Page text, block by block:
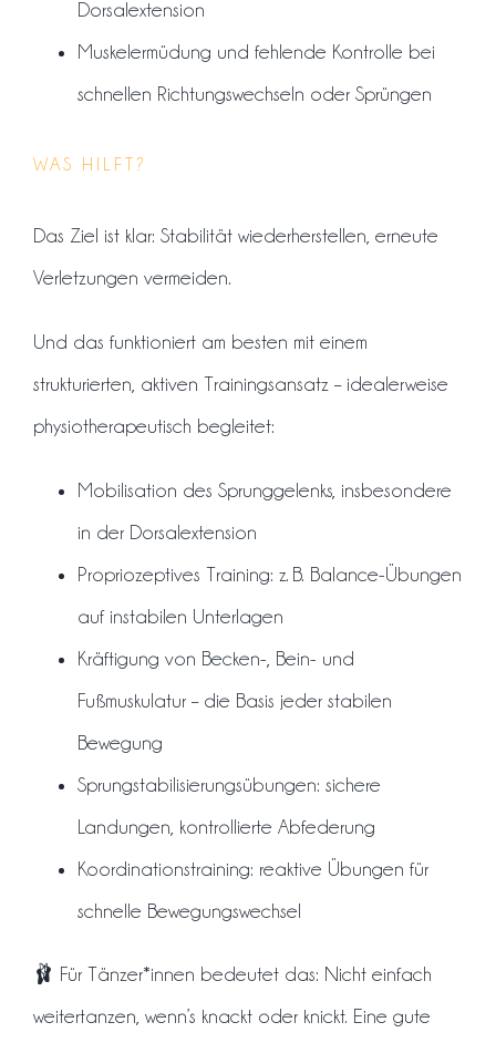
Dorsalextension
Muskelermüdung und fehlende Kontrolle bei
schnellen Richtungswechseln oder Sprüngen
WAS HILFT?
Das Ziel ist klar: Stabilität wiederherstellen, erneute
Verletzungen vermeiden.
Und das funktioniert am besten mit einem
strukturierten, aktiven Trainingsansatz – idealerweise
physiotherapeutisch begleitet:
Mobilisation des Sprunggelenks, insbesondere
in der Dorsalextension
Propriozeptives Training: z. B. Balance-Übungen
auf instabilen Unterlagen
Kräftigung von Becken-, Bein- und
Fußmuskulatur – die Basis jeder stabilen
Bewegung
Sprungstabilisierungsübungen: sichere
Landungen, kontrollierte Abfederung
Koordinationstraining: reaktive Übungen für
schnelle Bewegungswechsel
🩰 Für Tänzer*innen bedeutet das: Nicht einfach
weitertanzen, wenn’s knackt oder knickt. Eine gute